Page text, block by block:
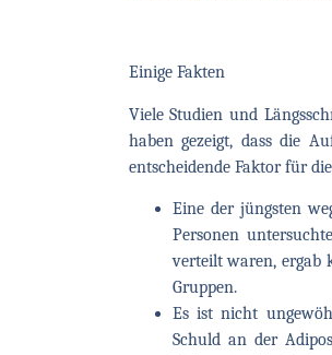
Einige Fakten
Viele Studien und
haben gezeigt, dass die
entscheidende Faktor für
Eine der jüngsten
Personen
verteilt waren, ergab
Gruppen.
Es ist nicht
Schuld an der